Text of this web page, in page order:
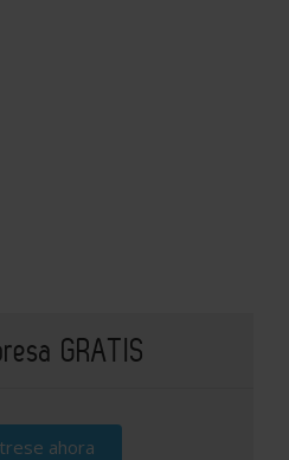
GRATIS
ahora